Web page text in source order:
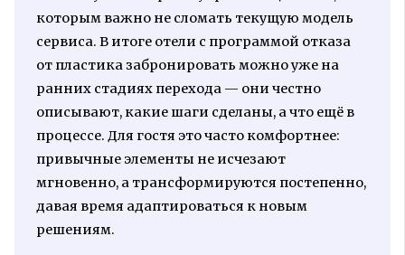
которым важно не сломать текущую модель
сервиса. В итоге отели с программой отказа
от пластика забронировать можно уже на
ранних стадиях перехода — они честно
описывают, какие шаги сделаны, а что ещё в
процессе. Для гостя это часто комфортнее:
привычные элементы не исчезают
мгновенно, а трансформируются постепенно,
давая время адаптироваться к новым
решениям.